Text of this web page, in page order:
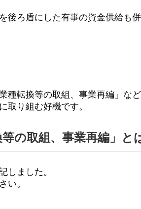
ろ盾にした有事の資金供給も
種転換等の取組、事業再編」な
取り組む好機です。
の取組、事業再編」と
しました。
い。